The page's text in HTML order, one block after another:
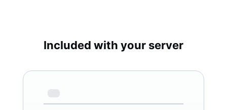
Included with your server